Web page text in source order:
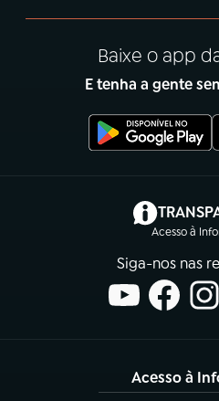
Baixe o app
E tenha a gente
Acesso à
Siga-nos nas
Acesso à